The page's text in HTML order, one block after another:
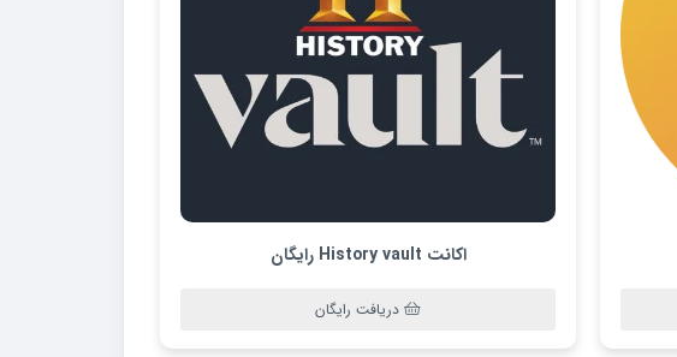
اکانت History vault رایگان
دریافت رایگان